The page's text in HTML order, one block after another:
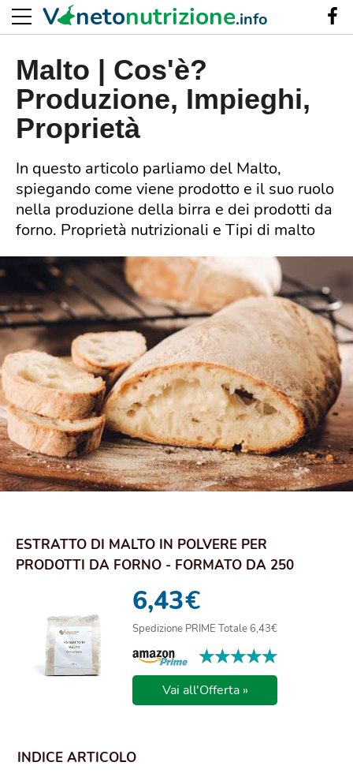
Malto | Cos'è?
Produzione, Impieghi,
Proprietà
In questo articolo parliamo del Malto,
spiegando come viene prodotto e il suo ruolo
nella produzione della birra e dei prodotti da
forno. Proprietà nutrizionali e Tipi di malto
ESTRATTO DI MALTO IN POLVERE PER
PRODOTTI DA FORNO - FORMATO DA 250
6,43€
Spedizione PRIME Totale 6,43€
★★★★★
★★★★★
Vai all'Offerta »
V netonutrizione.info